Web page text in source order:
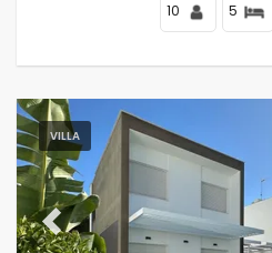
10 5
VILLA
Previous